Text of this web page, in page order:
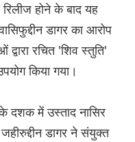
होने के बाद यह
डागर का आरोप
रचित 'शिव स्तुति'
किया गया।
दशक में उस्ताद नासिर
डागर ने संयुक्त